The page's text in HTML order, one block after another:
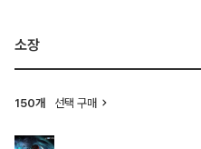
소장
150개 선택 구매